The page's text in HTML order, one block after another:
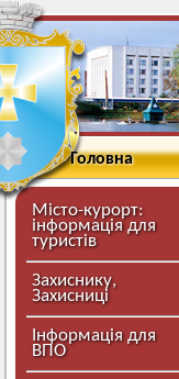
Головна
Місто-курорт:
інформація для
туристів
Захиснику,
Захисниці
Інформація для
ВПО